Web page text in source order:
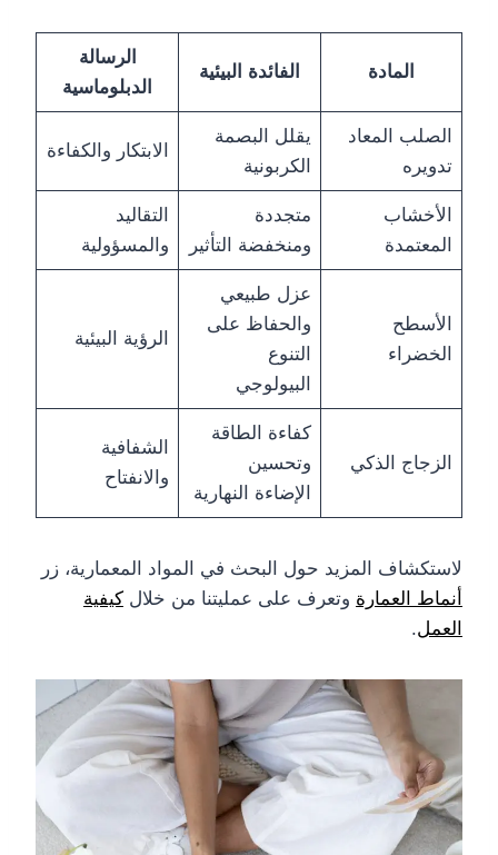
المادة الفائدة البيئية
الرسالة
الدبلوماسية
الصلب المعاد
تدويره
يقلل البصمة
الكربونية
الابتكار والكفاءة
الأخشاب
المعتمدة
متجددة
ومنخفضة التأثير
التقاليد
والمسؤولية
الأسطح
الخضراء
عزل طبيعي
والحفاظ على
التنوع
البيولوجي
الرؤية البيئية
الزجاج الذكي
كفاءة الطاقة
وتحسين
الإضاءة النهارية
الشفافية
والانفتاح
لاستكشاف المزيد حول البحث في المواد المعمارية، زر
أنماط العمارة وتعرف على عمليتنا من خلال كيفية
العمل.